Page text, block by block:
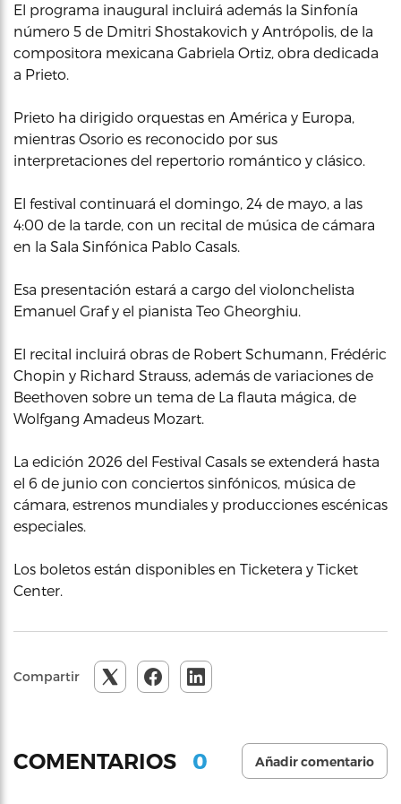
El programa inaugural incluirá además la Sinfonía
número 5 de Dmitri Shostakovich y Antrópolis, de la
compositora mexicana Gabriela Ortiz, obra dedicada
a Prieto.
Prieto ha dirigido orquestas en América y Europa,
mientras Osorio es reconocido por sus
interpretaciones del repertorio romántico y clásico.
El festival continuará el domingo, 24 de mayo, a las
4:00 de la tarde, con un recital de música de cámara
en la Sala Sinfónica Pablo Casals.
Esa presentación estará a cargo del violonchelista
Emanuel Graf y el pianista Teo Gheorghiu.
El recital incluirá obras de Robert Schumann, Frédéric
Chopin y Richard Strauss, además de variaciones de
Beethoven sobre un tema de La flauta mágica, de
Wolfgang Amadeus Mozart.
La edición 2026 del Festival Casals se extenderá hasta
el 6 de junio con conciertos sinfónicos, música de
cámara, estrenos mundiales y producciones escénicas
especiales.
Los boletos están disponibles en Ticketera y Ticket
Center.
Compartir
COMENTARIOS 0 Añadir comentario